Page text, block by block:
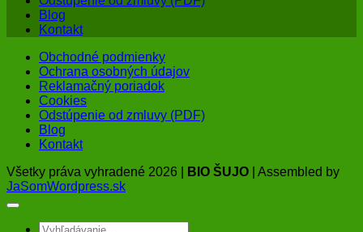
Blog
Kontakt
Obchodné podmienky
Ochrana osobných údajov
Reklamačný poriadok
Cookies
Odstúpenie od zmluvy (PDF)
Blog
Kontakt
Všetky práva vyhradené 2026 |
BIO ŠUJO | Assembled by
JaSomWordpress.sk
Hľadať: